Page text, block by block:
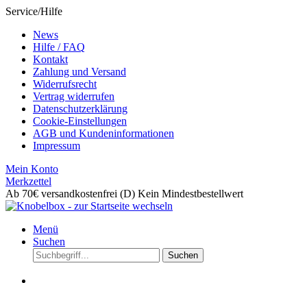
Service/Hilfe
News
Hilfe / FAQ
Kontakt
Zahlung und Versand
Widerrufsrecht
Vertrag widerrufen
Datenschutzerklärung
Cookie-Einstellungen
AGB und Kundeninformationen
Impressum
Mein Konto
Merkzettel
Ab 70€ versandkostenfrei (D) Kein Mindestbestellwert
Menü
Suchen
Suchen